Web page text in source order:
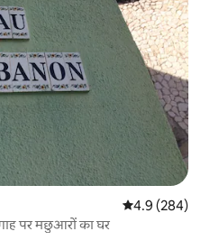
औसत रेटिंग 5 में
4.9 (284)
पर मछुआरों का घर